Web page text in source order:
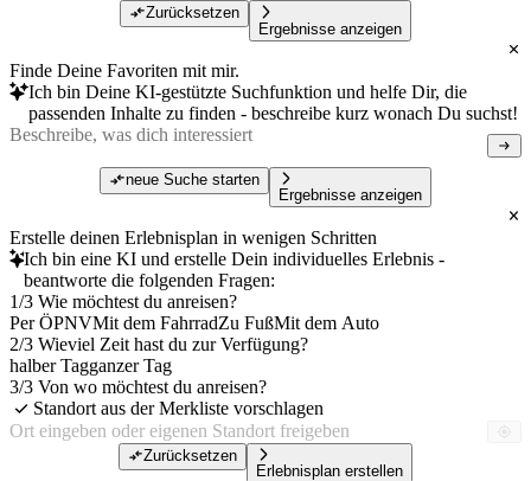
Zurücksetzen
Ergebnisse anzeigen
Finde Deine Favoriten mit mir.
Ich bin Deine KI-gestützte Suchfunktion und helfe Dir, die
passenden Inhalte zu finden - beschreibe kurz wonach Du suchst!
neue Suche starten
Ergebnisse anzeigen
Erstelle deinen Erlebnisplan in wenigen Schritten
Ich bin eine KI und erstelle Dein individuelles Erlebnis -
beantworte die folgenden Fragen:
1/3 Wie möchtest du anreisen?
Per ÖPNVMit dem FahrradZu FußMit dem Auto
2/3 Wieviel Zeit hast du zur Verfügung?
halber Tagganzer Tag
3/3 Von wo möchtest du anreisen?
Standort aus der Merkliste vorschlagen
Zurücksetzen
Erlebnisplan erstellen